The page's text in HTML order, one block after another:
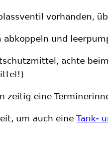
vorhanden,
abkoppeln und
achte
zeitig eine
um auch eine Tank-